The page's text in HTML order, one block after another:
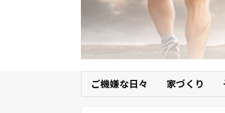
ご機嫌な日々 家づくり